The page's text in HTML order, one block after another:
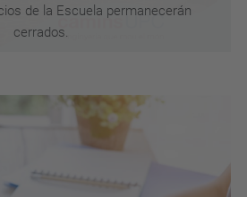
de la Escuela permanecerán
cerrados.